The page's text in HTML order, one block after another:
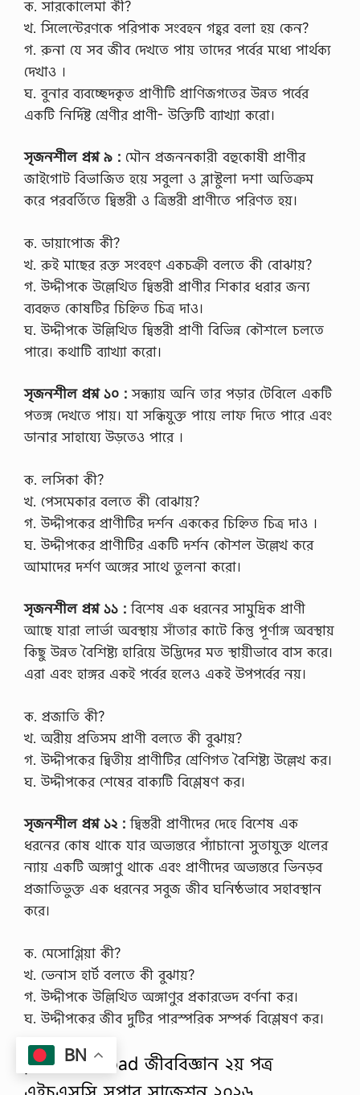
ক. সারকোলেমা কী?
খ. সিলেন্টেরণকে পরিপাক সংবহন গহ্বর বলা হয় কেন?
গ. রুনা যে সব জীব দেখতে পায় তাদের পর্বের মধ্যে পার্থক্য
দেখাও ।
ঘ. বুনার ব্যবচ্ছেদকৃত প্রাণীটি প্রাণিজগতের উন্নত পর্বের
একটি নির্দিষ্ট শ্রেণীর প্রাণী- উক্তিটি ব্যাখ্যা করো।
সৃজনশীল প্রশ্ন ৯ : মৌন প্রজননকারী বহুকোষী প্রাণীর
জাইগোট বিভাজিত হয়ে সবুলা ও ব্লাস্টুলা দশা অতিক্রম
করে পরবর্তিতে দ্বিস্তরী ও ত্রিস্তরী প্রাণীতে পরিণত হয়।
ক. ডায়াপোজ কী?
খ. রুই মাছের রক্ত সংবহণ একচক্রী বলতে কী বোঝায়?
গ. উদ্দীপকে উল্লেখিত দ্বিস্তরী প্রাণীর শিকার ধরার জন্য
ব্যবহৃত কোষটির চিহ্নিত চিত্র দাও।
ঘ. উদ্দীপকে উল্লিখিত দ্বিস্তরী প্রাণী বিভিন্ন কৌশলে চলতে
পারে। কথাটি ব্যাখ্যা করো।
সৃজনশীল প্রশ্ন ১০ : সন্ধ্যায় অনি তার পড়ার টেবিলে একটি
পতঙ্গ দেখতে পায়। যা সন্ধিযুক্ত পায়ে লাফ দিতে পারে এবং
ডানার সাহায্যে উড়তেও পারে ।
ক. লসিকা কী?
খ. পেসমেকার বলতে কী বোঝায়?
গ. উদ্দীপকের প্রাণীটির দর্শন এককের চিহ্নিত চিত্র দাও ।
ঘ. উদ্দীপকের প্রাণীটির একটি দর্শন কৌশল উল্লেখ করে
আমাদের দর্শণ অঙ্গের সাথে তুলনা করো।
সৃজনশীল প্রশ্ন ১১ : বিশেষ এক ধরনের সামুদ্রিক প্রাণী
আছে যারা লার্ভা অবস্থায় সাঁতার কাটে কিন্তু পূর্ণাঙ্গ অবস্থায়
কিছু উন্নত বৈশিষ্ট্য হারিয়ে উদ্ভিদের মত স্থায়ীভাবে বাস করে।
এরা এবং হাঙ্গর একই পর্বের হলেও একই উপপর্বের নয়।
ক. প্রজাতি কী?
খ. অরীয় প্রতিসম প্রাণী বলতে কী বুঝায়?
গ. উদ্দীপকের দ্বিতীয় প্রাণীটির শ্রেণিগত বৈশিষ্ট্য উল্লেখ কর।
ঘ. উদ্দীপকের শেষের বাক্যটি বিশ্লেষণ কর।
সৃজনশীল প্রশ্ন ১২ : দ্বিস্তরী প্রাণীদের দেহে বিশেষ এক
ধরনের কোষ থাকে যার অভ্যন্তরে প্যাঁচানো সুতাযুক্ত থলের
ন্যায় একটি অঙ্গাণু থাকে এবং প্রাণীদের অভ্যন্তরে ভিনড়ব
প্রজাতিভুক্ত এক ধরনের সবুজ জীব ঘনিষ্ঠভাবে সহাবস্থান
করে।
ক. মেসোগ্লিয়া কী?
খ. ভেনাস হার্ট বলতে কী বুঝায়?
গ. উদ্দীপকে উল্লিখিত অঙ্গাণুর প্রকারভেদ বর্ণনা কর।
ঘ. উদ্দীপকের জীব দুটির পারস্পরিক সম্পর্ক বিশ্লেষণ কর।
pdf download জীববিজ্ঞান ২য় পত্র
BN